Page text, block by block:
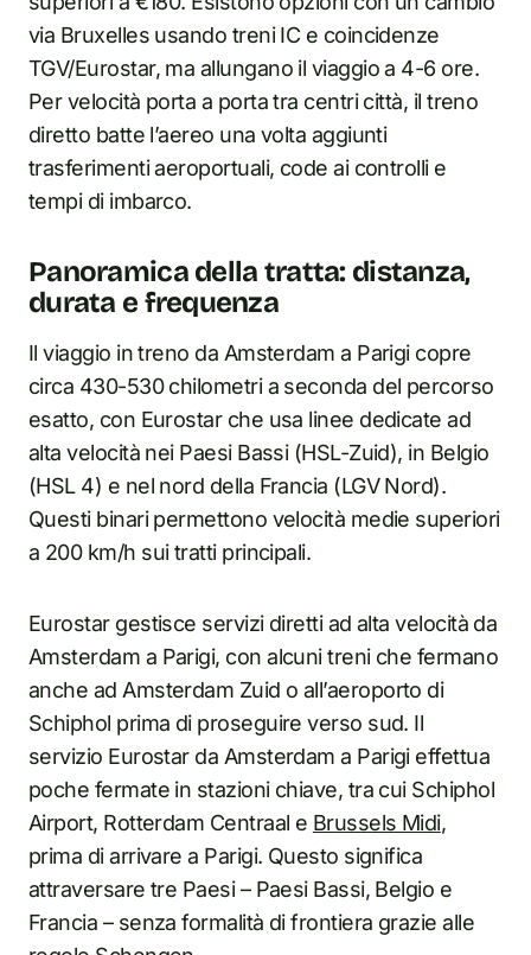
via Bruxelles usando treni IC e coincidenze
TGV/Eurostar, ma allungano il viaggio a 4-6 ore.
Per velocità porta a porta tra centri città, il treno
diretto batte l’aereo una volta aggiunti
trasferimenti aeroportuali, code ai controlli e
tempi di imbarco.
Panoramica della tratta: distanza,
durata e frequenza
Il viaggio in treno da Amsterdam a Parigi copre
circa 430-530 chilometri a seconda del percorso
esatto, con Eurostar che usa linee dedicate ad
alta velocità nei Paesi Bassi (HSL-Zuid), in Belgio
(HSL 4) e nel nord della Francia (LGV Nord).
Questi binari permettono velocità medie superiori
a 200 km/h sui tratti principali.
Eurostar gestisce servizi diretti ad alta velocità da
Amsterdam a Parigi, con alcuni treni che fermano
anche ad Amsterdam Zuid o all’aeroporto di
Schiphol prima di proseguire verso sud. Il
servizio Eurostar da Amsterdam a Parigi effettua
poche fermate in stazioni chiave, tra cui Schiphol
Airport, Rotterdam Centraal e Brussels Midi,
prima di arrivare a Parigi. Questo significa
attraversare tre Paesi – Paesi Bassi, Belgio e
Francia – senza formalità di frontiera grazie alle